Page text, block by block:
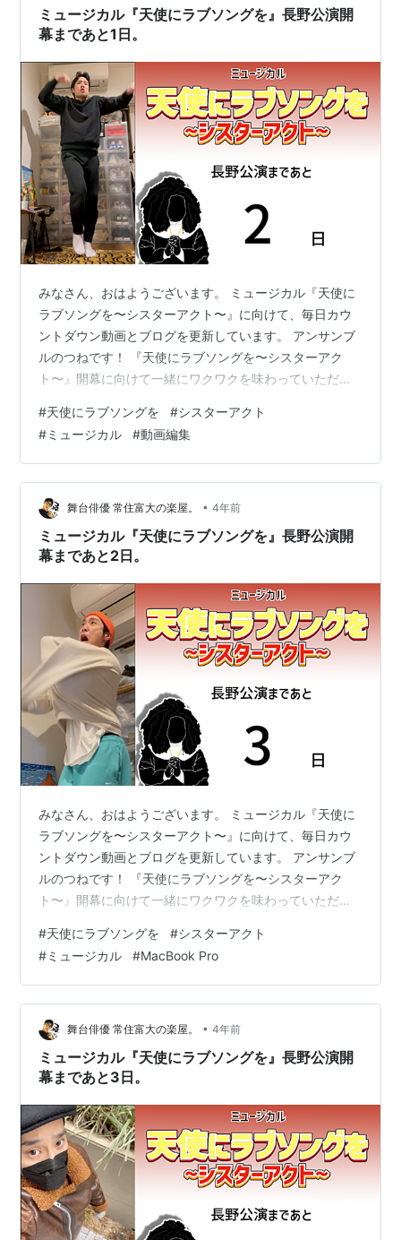
た。 博多公演から2週間以上が経過してのみんなとの再
会…
ミュージカル『天使にラブソングを』長野公演開
幕まであと1日。
みなさん、おはようございます。 ミュージカル『天使に
ラブソングを〜シスターアクト〜』に向けて、毎日カウ
ントダウン動画とブログを更新しています。 アンサンブ
ルのつねです！ 『天使にラブソングを〜シスターアク
ト〜』開幕に向けて一緒にワクワクを味わっていただけ
いきますね。 スポンサーリンク 2023.1.19の振り返り。
動画関係で0→１を達成するという目標 まとめ 2023.1.19
の振り返り。 www.youtube.com 昨日の動画をまだ見て
ない方はこちらからどうぞ！ 昨日は朝から家族と散歩に
出掛けて、とあるものを買いに行ったり、銀行に行っ…
#天使にラブソングを #シスターアクト
#ミュージカル #動画編集
舞台俳優 常住富大の楽屋。 • 4年前
ミュージカル『天使にラブソングを』長野公演開
幕まであと2日。
みなさん、おはようございます。 ミュージカル『天使に
ラブソングを〜シスターアクト〜』に向けて、毎日カウ
ントダウン動画とブログを更新しています。 アンサンブ
ルのつねです！ 『天使にラブソングを〜シスターアク
ト〜』開幕に向けて一緒にワクワクを味わっていただけ
いきますね。 スポンサーリンク 2023.1.18の振り返り。
まとめ 2023.1.18の振り返り。 www.youtube.com 昨日
の動画をまだ見ていない方はこちらからどうぞ！ 昨日は
午前中に子供と2人きりでまたもやお留守番の日だったの
で、近所の郵便局へ一緒に行って郵便物を発送し、帰
っ…
#天使にラブソングを #シスターアクト
#ミュージカル #MacBook Pro
舞台俳優 常住富大の楽屋。 • 4年前
ミュージカル『天使にラブソングを』長野公演開
幕まであと3日。